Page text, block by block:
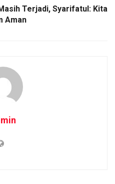
Terjadi, Syarifatul: Kita
Aman